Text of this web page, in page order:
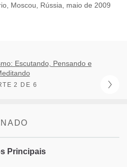
Moscou, Rússia, maio de 2009
Escutando, Pensando e
2 DE 6
Principais